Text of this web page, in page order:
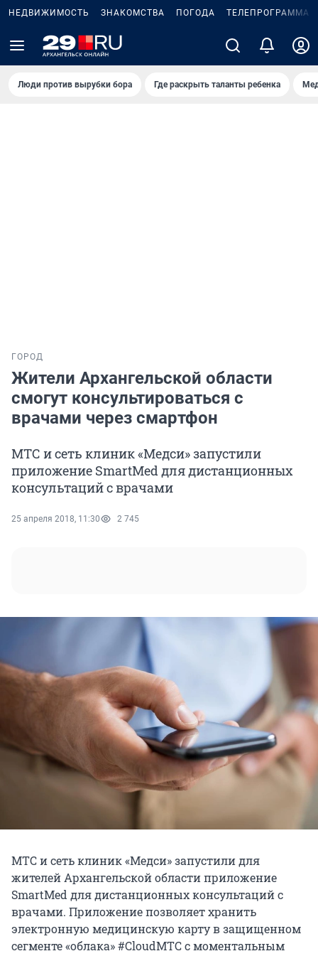
НЕДВИЖИМОСТЬ ЗНАКОМСТВА ПОГОДА ТЕЛЕПРОГРАММА
Люди против вырубки бора Где раскрыть таланты ребенка
ГОРОД
Жители Архангельской области
смогут консультироваться с
врачами через смартфон
МТС и сеть клиник «Медси» запустили
приложение SmartMed для дистанционных
консультаций с врачами
25 апреля 2018, 11:30 2 745
МТС и сеть клиник «Медси» запустили для
жителей Архангельской области приложение
SmartMed для дистанционных консультаций с
врачами. Приложение позволяет хранить
электронную медицинскую карту в защищенном
сегменте «облака» #CloudMTC с моментальным